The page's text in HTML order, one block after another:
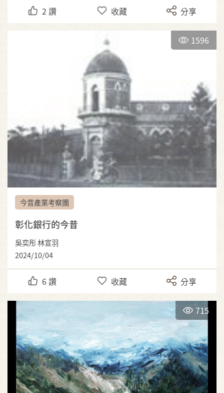
2 讚 收藏 分享
1596
今昔產業考察團
彰化銀行的今昔
吳奕彤 林宣羽
2024/10/04
6 讚 收藏 分享
715